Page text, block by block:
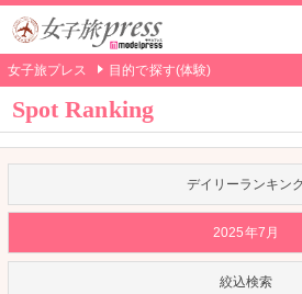
女子旅プレス 目的で探す(体験)
Spot Ranking
デイリーランキン
2025年7月
絞込検索